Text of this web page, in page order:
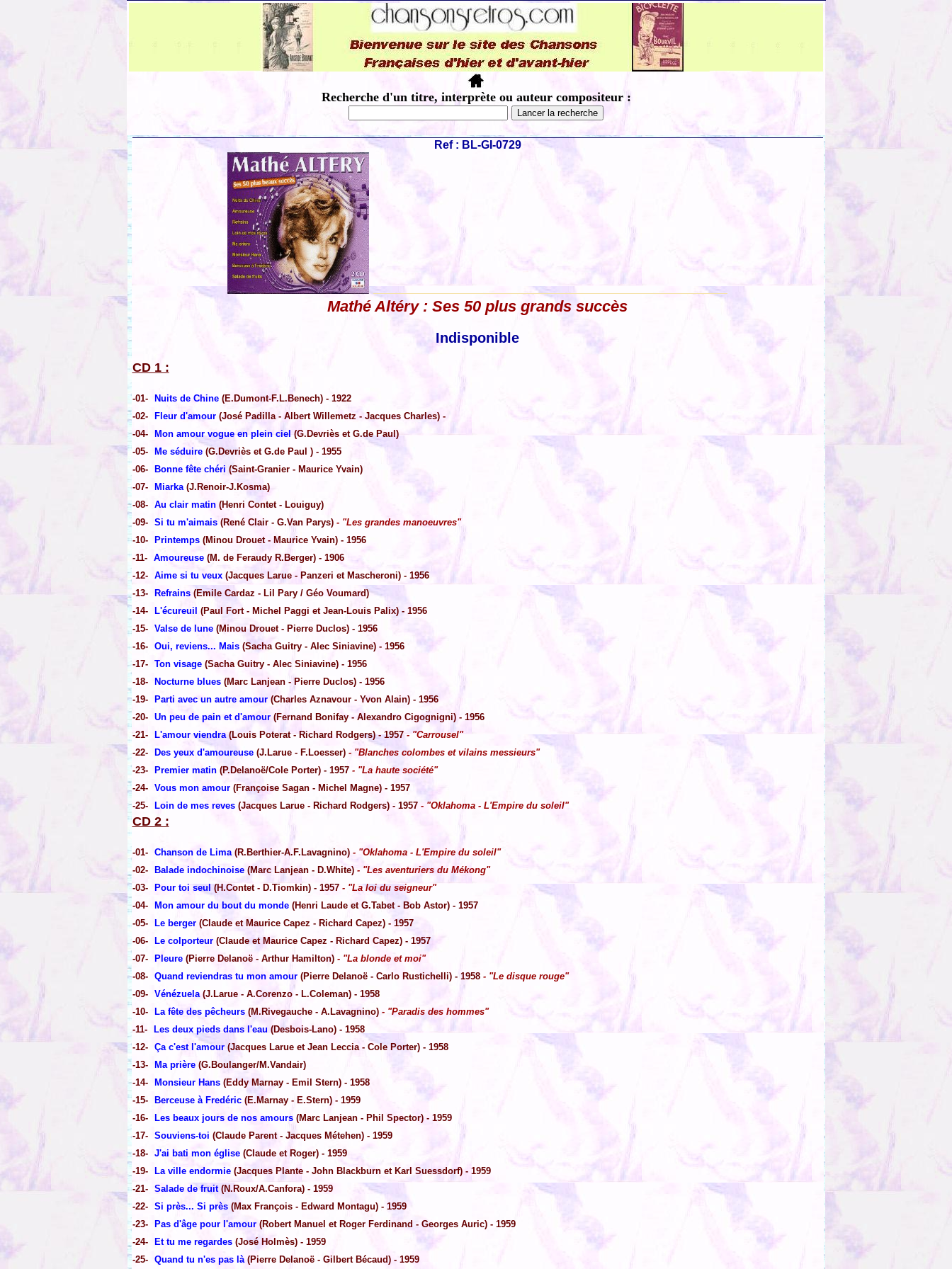
Recherche d'un titre, interprète ou auteur compositeur :
Ref : BL-GI-0729
Mathé Altéry : Ses 50 plus grands succès
Indisponible
CD 1 :
-01- Nuits de Chine (E.Dumont-F.L.Benech) - 1922
-02-
Fleur d'amour(José Padilla - Albert Willemetz - Jacques Charles) -
-04-
Mon amour vogue en plein ciel (G.Devriès et G.de Paul)
-05-
Me séduire(G.Devriès et G.de Paul ) - 1955
-06-
Bonne fête chéri (Saint-Granier - Maurice Yvain)
-07-
Miarka(J.Renoir-J.Kosma)
-08-
Au clair matin(Henri Contet - Louiguy)
-09-
Si tu m'aimais(René Clair - G.Van Parys) - "Les grandes manoeuvres"
-10-
Printemps(Minou Drouet - Maurice Yvain) - 1956
-11-
Amoureuse(M. de Feraudy R.Berger) - 1906
-12-
Aime si tu veux(Jacques Larue - Panzeri et Mascheroni) - 1956
-13-
Refrains(Emile Cardaz - Lil Pary / Géo Voumard)
-14-
L'écureuil (Paul Fort - Michel Paggi et Jean-Louis Palix) - 1956
-15-
Valse de lune(Minou Drouet - Pierre Duclos) - 1956
-16-
Oui, reviens... Mais(Sacha Guitry - Alec Siniavine) - 1956
-17-
Ton visage(Sacha Guitry - Alec Siniavine) - 1956
-18-
Nocturne blues(Marc Lanjean - Pierre Duclos) - 1956
-19-
Parti avec un autre amour(Charles Aznavour - Yvon Alain) - 1956
-20-
Un peu de pain et d'amour(Fernand Bonifay - Alexandro Cigognigni) - 1956
-21-
L'amour viendra(Louis Poterat - Richard Rodgers) - 1957- "Carrousel"
-22-
Des yeux d'amoureuse (J.Larue - F.Loesser) - "Blanches colombes et vilains messieurs"
-23-
Premier matin(P.Delanoë/Cole Porter) - 1957- "La haute société"
-24-
Vous mon amour(Françoise Sagan - Michel Magne) - 1957
-25-
Loin de mes reves(Jacques Larue - Richard Rodgers) - 1957- "Oklahoma - L'Empire du soleil"
CD 2 :
-01- Chanson de Lima(R.Berthier-A.F.Lavagnino) - "Oklahoma - L'Empire du soleil"
-02-
Balade indochinoise(Marc Lanjean - D.White) - "Les aventuriers du Mékong"
-03-
Pour toi seul (H.Contet - D.Tiomkin) - 1957- "La loi du seigneur"
-04-
Mon amour du bout du monde(Henri Laude et G.Tabet - Bob Astor) - 1957
-05-
Le berger(Claude et Maurice Capez - Richard Capez) - 1957
-06-
Le colporteur(Claude et Maurice Capez - Richard Capez) - 1957
-07-
Pleure(Pierre Delanoë - Arthur Hamilton) - "La blonde et moi"
-08-
Quand reviendras tu mon amour(Pierre Delanoë - Carlo Rustichelli) - 1958- "Le disque rouge"
-09-
Vénézuela(J.Larue - A.Corenzo - L.Coleman) - 1958
-10-
La fête des pêcheurs(M.Rivegauche - A.Lavagnino) - "Paradis des hommes"
-11-
Les deux pieds dans l'eau (Desbois-Lano) - 1958
-12-
Ça c'est l'amour(Jacques Larue et Jean Leccia - Cole Porter) - 1958
-13-
Ma prière(G.Boulanger/M.Vandair)
-14-
Monsieur Hans(Eddy Marnay - Emil Stern) - 1958
-15-
Berceuse à Fredéric(E.Marnay - E.Stern) - 1959
-16-
Les beaux jours de nos amours(Marc Lanjean - Phil Spector) - 1959
-17-
Souviens-toi (Claude Parent - Jacques Métehen) - 1959
-18-
J'ai bati mon église(Claude et Roger) - 1959
-19-
La ville endormie(Jacques Plante - John Blackburn et Karl Suessdorf) - 1959
-21-
Salade de fruit(N.Roux/A.Canfora) - 1959
-22-
Si près... Si près(Max François - Edward Montagu) - 1959
-23-
Pas d'âge pour l'amour(Robert Manuel et Roger Ferdinand - Georges Auric) - 1959
-24-
Et tu me regardes(José Holmès) - 1959
-25-
Quand tu n'es pas là(Pierre Delanoë - Gilbert Bécaud) - 1959